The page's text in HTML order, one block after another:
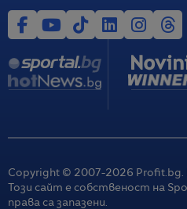
Copyright © 2007-2026 Profit.bg.
Този сайт е собственост на
права са запазени.